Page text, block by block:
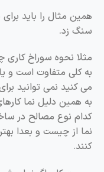
همین مثال را باید
سنگ زد.
مثلا نحوه سوراخ
به کلی متفاوت است و
می کنید نمی توانید
به همین دلیل نما
کدام نوع مصالح در
نما از چیست و بعدا
کنند.